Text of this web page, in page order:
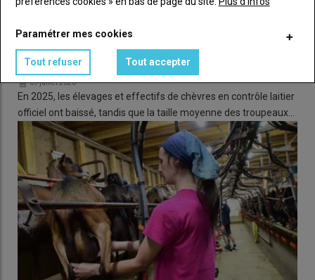
De moins en moins de chèvres au contrôle laitier
09 juillet 2026
En 2025, les élevages et effectifs de chèvres en contrôle laitier
officiel ont baissé, tandis que la taille moyenne des troupeaux…
Paramétrer mes cookies
Tout refuser Tout accepter